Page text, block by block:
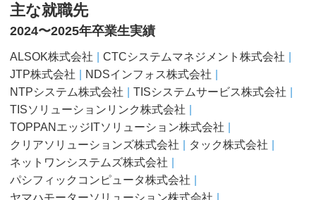
主な就職先
2024〜2025年卒業生実績
ALSOK株式会社
CTCシステムマネジメント株式会社
JTP株式会社
NDSインフォス株式会社
NTPシステム株式会社
TISシステムサービス株式会社
TISソリューションリンク株式会社
TOPPANエッジITソリューション株式会社
クリアソリューションズ株式会社
タック株式会社
ネットワンシステムズ株式会社
パシフィックコンピュータ株式会社
ヤマハモーターソリューション株式会社